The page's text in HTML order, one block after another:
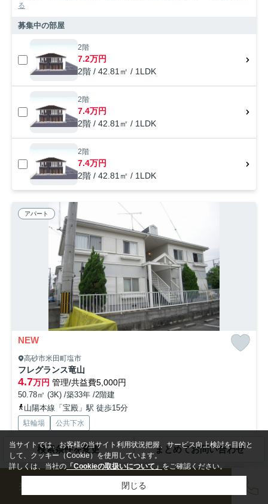
る
募集中の部屋
2階
7.2万円
2階 / 42.81㎡ / 1LDK
2階
7.4万円
2階 / 42.81㎡ / 1LDK
2階
7.4万円
2階 / 42.81㎡ / 1LDK
アパート
NEW
高砂市米田町塩市
フレグランス竜山
4.7万円 管理/共益費5,000円
50.78㎡ (3K) /築33年 /2階建
山陽本線「宝殿」駅 徒歩15分
駐輪場 公共下水
新着情報：フレグランス竜山の空室情報ならコチラ。米田西幼稚園まで
徒歩3分なので、送り迎えも楽です。洗面化粧台を備えている...
見る
募集中の部屋
検索条件を変更 まとめてお問い合わせ
来店予約 会員登録
当サイトでは、お客様の当サイト利用状況把握、サービス向上検討を目的と
して、クッキー（Cookie）を使用しています。
詳しくは、当社の「Cookieの取扱いについて」をご確認ください。
閉じる